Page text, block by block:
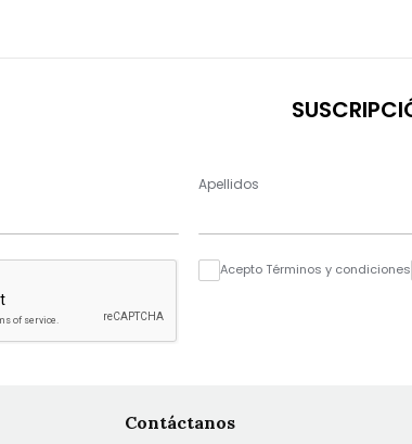
Apellidos
Acepto Términos y condiciones
Contáctanos